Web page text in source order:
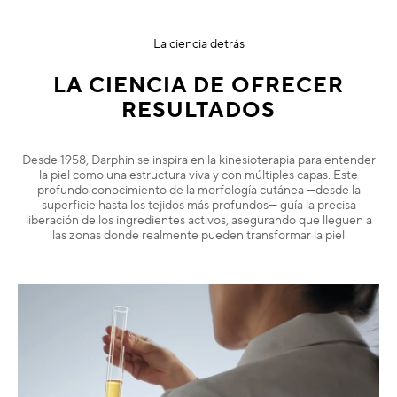
La ciencia detrás
LA CIENCIA DE OFRECER
RESULTADOS
Desde 1958, Darphin se inspira en la kinesioterapia para entender
la piel como una estructura viva y con múltiples capas. Este
profundo conocimiento de la morfología cutánea —desde la
superficie hasta los tejidos más profundos— guía la precisa
liberación de los ingredientes activos, asegurando que lleguen a
las zonas donde realmente pueden transformar la piel